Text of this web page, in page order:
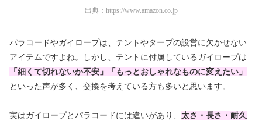
出典： https://www.amazon.co.jp
パラコードやガイロープは、テントやタープの設営に欠かせない
アイテムですよね。しかし、テントに付属しているガイロープは
「細くて切れないか不安」「もっとおしゃれなものに変えたい」
といった声が多く、交換を考えている方も多いと思います。
実はガイロープとパラコードには違いがあり、 太さ・長さ・耐久